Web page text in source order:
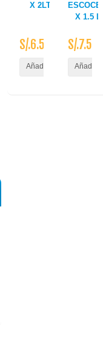
X 2LT
S/.6.50
Añadir al Carrito
X 1.5
S/.7.50
Añadir